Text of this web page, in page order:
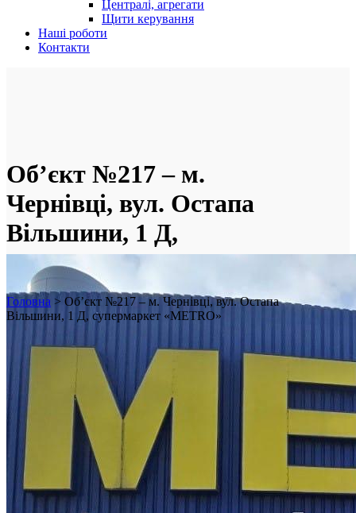
Централі, агрегати
Щити керування
Наші роботи
Контакти
Об’єкт №217 – м.
Чернівці, вул. Остапа
Вільшини, 1 Д,
супермаркет «METRO»
Головна > Об’єкт №217 – м. Чернівці, вул. Остапа
Вільшини, 1 Д, супермаркет «METRO»